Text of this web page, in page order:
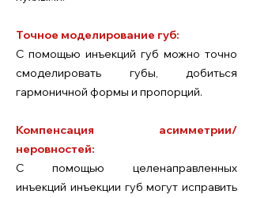
Точное моделирование губ:
С помощью инъекций губ можно точно
смоделировать губы, добиться
гармоничной формы и пропорций.
Компенсация асимметрии/
неровностей:
С помощью целенаправленных
инъекций инъекции губ могут исправить